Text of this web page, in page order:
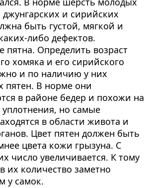
и сирийских
быть густой, мягкой и
либо дефектов.
пятна. Определить возраст
хомяка и его сирийского
и по наличию у них
пятен. В норме они
в районе бедер и похожи на
но самые
в области живота и
Цвет пятен должен быть
цвета кожи грызуна. С
число увеличивается. К тому
их количество заметно
у самок.